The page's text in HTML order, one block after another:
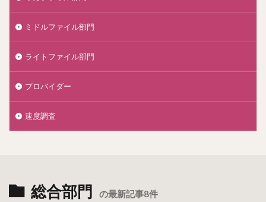
ミドルファイル部門
ライトファイル部門
プロバイダー
速度調査
総合部門 の最新記事8件